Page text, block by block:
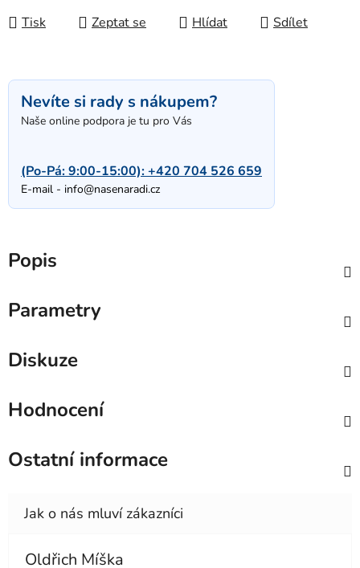
Tisk Zeptat se Hlídat Sdílet
Nevíte si rady s nákupem?
Naše online podpora je tu pro Vás
(Po-Pá: 9:00-15:00):+420 704 526 659
E-mail - info@nasenaradi.cz
Popis
Parametry
Diskuze
Hodnocení
Ostatní informace
Oldřich Míška